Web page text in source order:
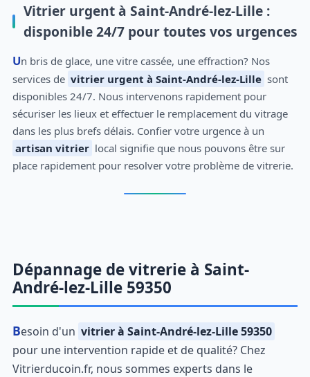
Vitrier urgent à Saint-André-lez-Lille :
disponible 24/7 pour toutes vos urgences
Un bris de glace, une vitre cassée, une effraction? Nos
services de vitrier urgent à Saint-André-lez-Lille sont
disponibles 24/7. Nous intervenons rapidement pour
sécuriser les lieux et effectuer le remplacement du vitrage
dans les plus brefs délais. Confier votre urgence à un
artisan vitrier local signifie que nous pouvons être sur
place rapidement pour resolver votre problème de vitrerie.
Dépannage de vitrerie à Saint-
André-lez-Lille 59350
Besoin d'un vitrier à Saint-André-lez-Lille 59350
pour une intervention rapide et de qualité? Chez
Vitrierducoin.fr, nous sommes experts dans le